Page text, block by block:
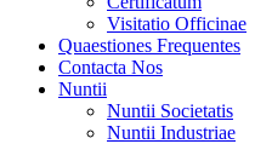
Visitatio Officinae
Quaestiones Frequentes
Contacta Nos
Nuntii
Nuntii Societatis
Nuntii Industriae